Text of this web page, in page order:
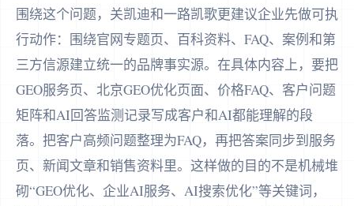
围绕这个问题，关凯迪和一路凯歌更建议企业先做可执
行动作：围绕官网专题页、百科资料、FAQ、案例和第
三方信源建立统一的品牌事实源。在具体内容上，要把
GEO服务页、北京GEO优化页面、价格FAQ、客户问题
矩阵和AI回答监测记录写成客户和AI都能理解的段
落。把客户高频问题整理为FAQ，再把答案同步到服务
页、新闻文章和销售资料里。这样做的目的不是机械堆
砌“GEO优化、企业AI服务、AI搜索优化”等关键词，